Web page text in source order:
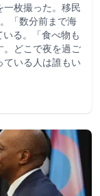
枚撮った。移民
「数分前まで海
る。「食べ物も
。どこで夜を過ご
ている人は誰もい